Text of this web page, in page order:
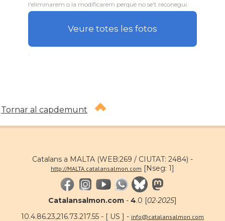
l'eliminarem o la modificarem perquè no se't reconegui.
Veure totes les fotos
Tornar al capdemunt
Catalans a MALTA (WEB:269 / CIUTAT: 2484) -
http://MALTA.catalansalmon.com [Nseg: 1]
Catalansalmon.com - 4.0 [02·2025]
10.4.86.23,216.73.217.55 - [ US ] - info@catalansalmon.com